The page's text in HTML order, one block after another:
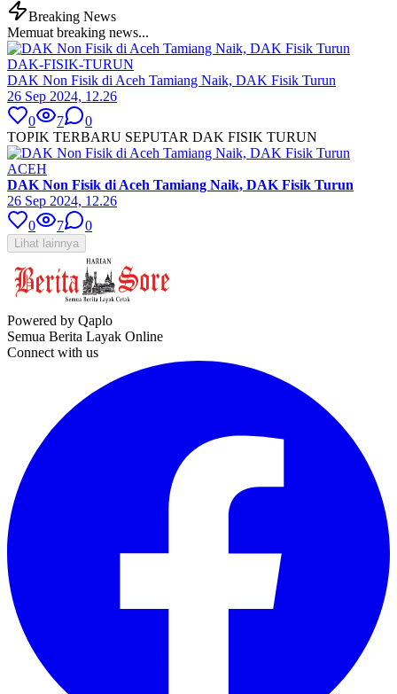
Breaking News
Memuat breaking news...
DAK-FISIK-TURUN
DAK Non Fisik di Aceh Tamiang Naik, DAK Fisik Turun
26 Sep 2024, 12.26
0
7
0
TOPIK TERBARU SEPUTAR DAK FISIK TURUN
ACEH
DAK Non Fisik di Aceh Tamiang Naik, DAK Fisik Turun
26 Sep 2024, 12.26
0
7 0
Lihat lainnya
Powered by Qaplo
Semua Berita Layak Online
Connect with us